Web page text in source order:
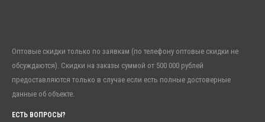
Оптовые скидки только по заявкам (по телефону оптовые скидки не
обсуждаются). Скидки на заказы суммой от 500 000 рублей
предоставляются только в случае если есть полные достоверные
данные об объекте.
ЕСТЬ ВОПРОСЫ?